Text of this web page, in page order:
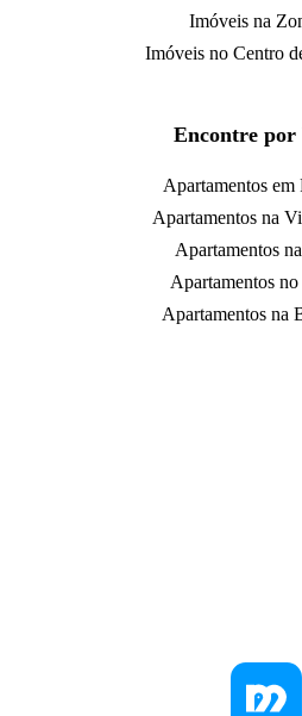
Imóveis na
Imóveis no Centro
Encontre
Apartamentos em
Apartamentos na
Apartamentos
Apartamentos no
Apartamentos na